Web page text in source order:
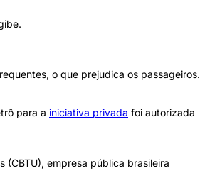
o que prejudica os passageiros.
para a iniciativa privada foi autorizada
(CBTU), empresa pública brasileira